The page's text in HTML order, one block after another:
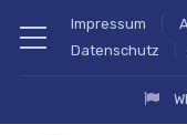
Impressum
Datenschutz